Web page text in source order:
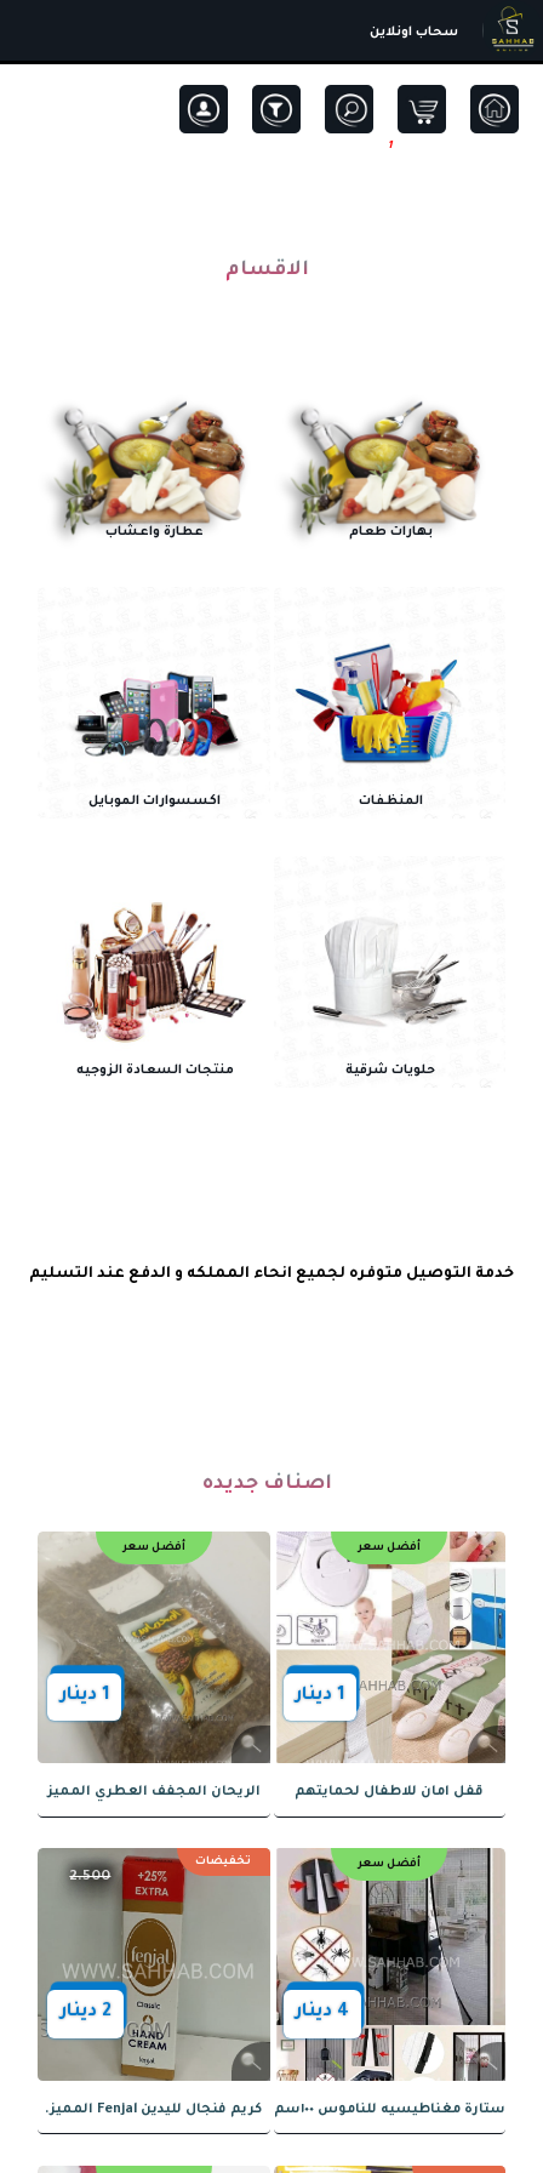
سحاب اونلاين
1
الاقسام
بهارات طعام عطارة واعشاب
المنظفات اكسسوارات الموبايل
حلويات شرقية منتجات السعادة الزوجيه
خدمة التوصيل متوفره لجميع انحاء المملكه و الدفع عند التسليم
اصناف جديده
أفضل سعر
امان للاطفال لحمايتهم
1دينار
أفضل سعر
الريحان المجفف العطري المميز
1دينار